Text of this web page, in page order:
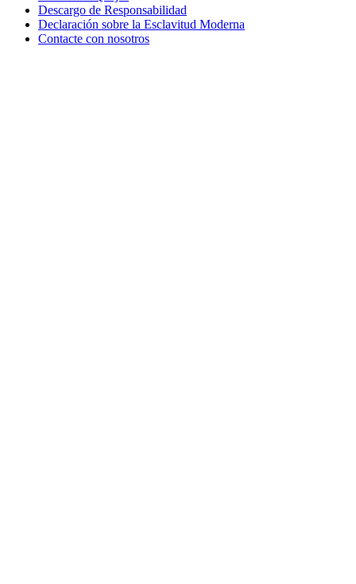
Descargo de Responsabilidad
Declaración sobre la Esclavitud Moderna
Contacte con nosotros